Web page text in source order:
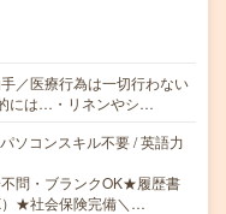
／医療行為は一切行わない
には…・リネンやシ…
ソコンスキル不要 / 英語力
問・ブランクOK★履歴書
）★社会保険完備＼…